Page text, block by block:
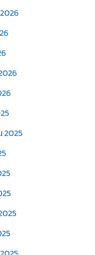
2025